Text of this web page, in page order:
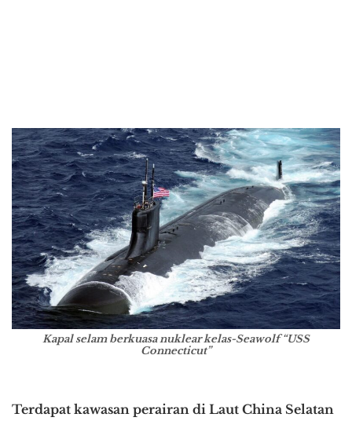
Kapal selam berkuasa nuklear kelas-Seawolf “USS
Connecticut”
Terdapat kawasan perairan di Laut China Selatan